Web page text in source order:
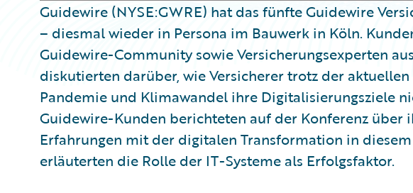
Guidewire (NYSE:GWRE) hat das fünfte Guidewire
– diesmal wieder in Persona im Bauwerk in Köln.
Guidewire-Community sowie Versicherungsexperten
diskutierten darüber, wie Versicherer trotz der
Pandemie und Klimawandel ihre Digitalisierungsziele
Guidewire-Kunden berichteten auf der Konferenz über
Erfahrungen mit der digitalen Transformation in
erläuterten die Rolle der IT-Systeme als Erfolgsfaktor.